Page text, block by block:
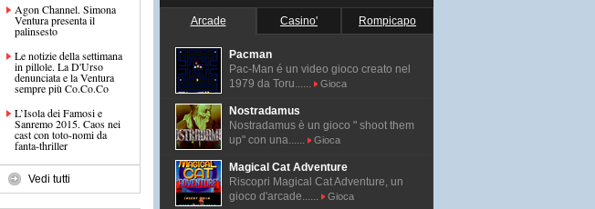
Agon Channel. Simona
Ventura presenta il
palinsesto
Le notizie della settimana
in pillole. La D'Urso
denunciata e la Ventura
sempre più Co.Co.Co
L’Isola dei Famosi e
Sanremo 2015. Caos nei
cast con toto-nomi da
fanta-thriller
Vedi tutti
Arcade Casino' Rompicapo
Pacman
Pac-Man é un video gioco creato nel
1979 da Toru......
Gioca
Nostradamus
Nostradamus è un gioco " shoot them
up" con una......
Gioca
Magical Cat Adventure
Riscopri Magical Cat Adventure, un
gioco d'arcade......
Gioca